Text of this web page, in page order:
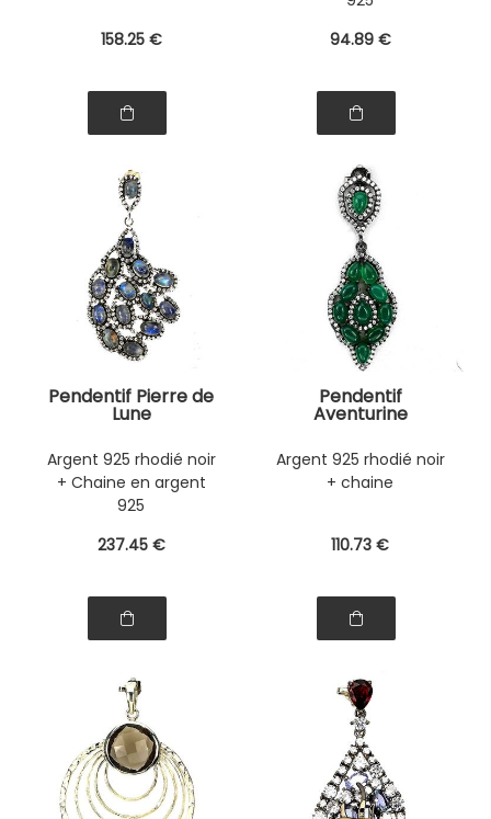
158.25 €
94.89 €
Pendentif Pierre de
Lune
Argent 925 rhodié noir
+ Chaine en argent
925
237.45 €
Pendentif
Aventurine
Argent 925 rhodié noir
+ chaine
110.73 €